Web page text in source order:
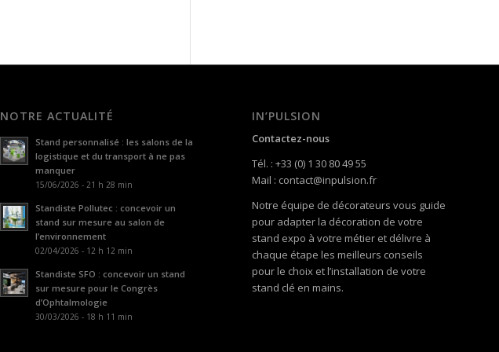
NOTRE ACTUALITÉ
Stand personnalisé : les salons de la
logistique et du transport à ne pas
manquer
15/06/2026 - 21 h 28 min
Standiste Pollutec : concevoir un
stand sur mesure au salon de
l’environnement
02/04/2026 - 12 h 12 min
Standiste SFO : concevoir un stand
sur mesure pour le Congrès
d’Ophtalmologie
30/03/2026 - 18 h 11 min
IN’PULSION
Contactez-nous
Tél. : +33 (0) 1 30 80 49 55
Mail : contact@inpulsion.fr
Notre équipe de décorateurs vous guide
pour adapter la décoration de votre
stand expo à votre métier et délivre à
chaque étape les meilleurs conseils
pour le choix et l’installation de votre
stand clé en mains.